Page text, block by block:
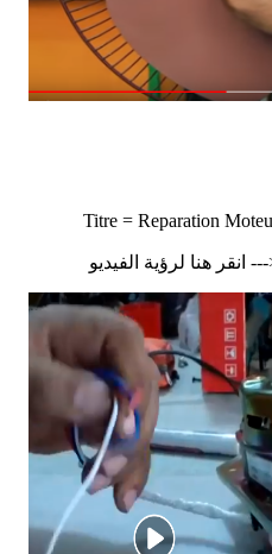
Titre = Reparation
انقر هنا لرؤية الفيديو